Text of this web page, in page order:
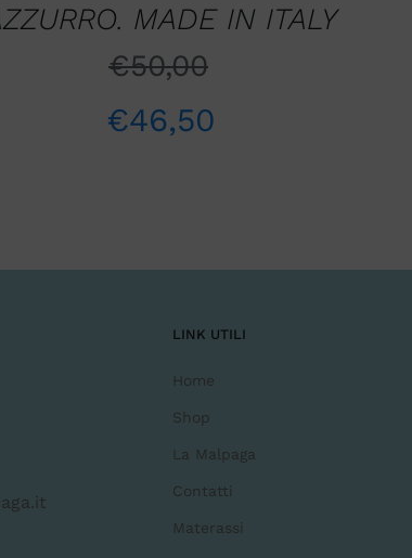
MADE IN ITALY
€50,00
€46,50
LINK UTILI
Home
Shop
La Malpaga
Contatti
Materassi